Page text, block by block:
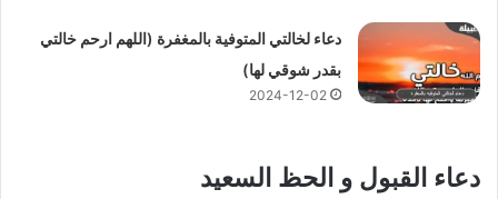
دعاء لخالتي المتوفية بالمغفرة (اللهم ارحم خالتي
بقدر شوقي لها)
2024-12-02
دعاء القبول و الحظ السعيد